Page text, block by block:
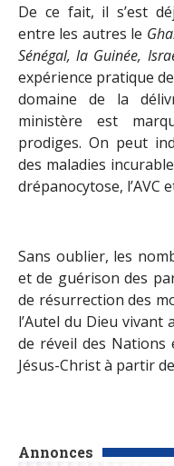
Annonces
De ce fait, il s’est
entre les autres le
Sénégal, la Guinée,
expérience pratique
domaine de la
ministère est
prodiges. On peut
des maladies
drépanocytose, l’AVC
Sans oublier, les
et de guérison des
de résurrection des
l’Autel du Dieu
de réveil des
Jésus-Christ à partir